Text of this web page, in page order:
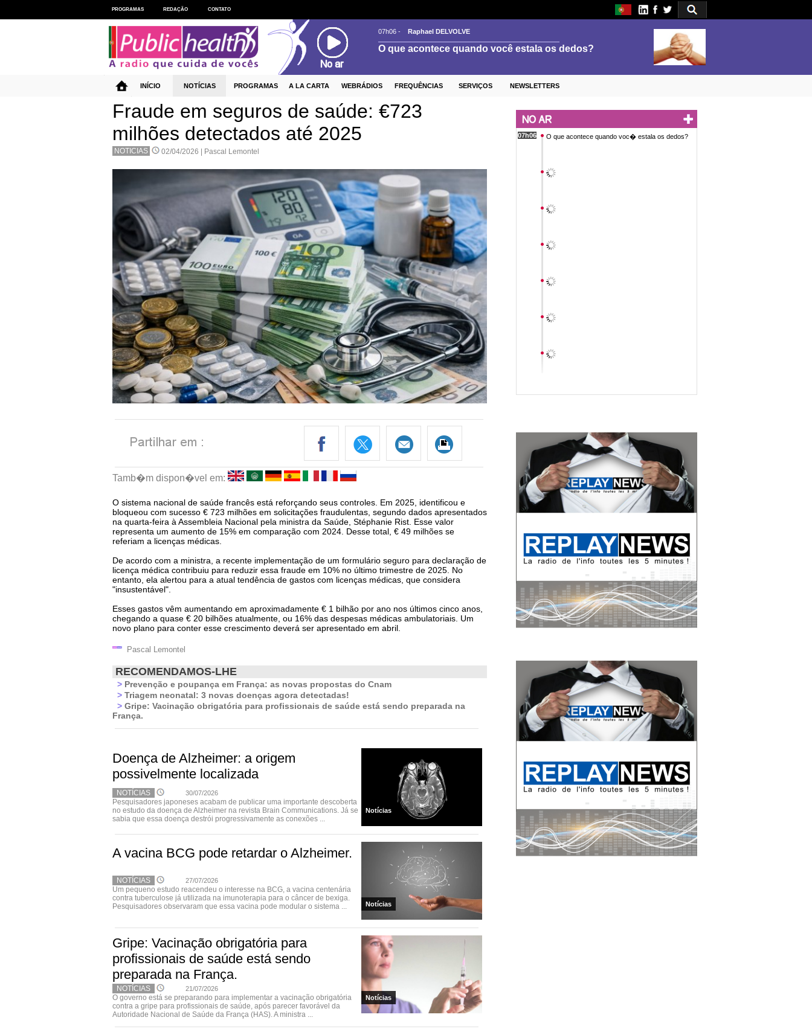
Fraude em seguros de saúde: €723
milhões detectados até 2025
NOTICIAS 02/04/2026 | Pascal Lemontel
Tamb�m dispon�vel em:
O sistema nacional de saúde francês está reforçando seus controles. Em 2025, identificou e
bloqueou com sucesso € 723 milhões em solicitações fraudulentas, segundo dados apresentados
na quarta-feira à Assembleia Nacional pela ministra da Saúde, Stéphanie Rist. Esse valor
representa um aumento de 15% em comparação com 2024. Desse total, € 49 milhões se
referiam a licenças médicas.
De acordo com a ministra, a recente implementação de um formulário seguro para declaração de
licença médica contribuiu para reduzir essa fraude em 10% no último trimestre de 2025. No
entanto, ela alertou para a atual tendência de gastos com licenças médicas, que considera
"insustentável".
Esses gastos vêm aumentando em aproximadamente € 1 bilhão por ano nos últimos cinco anos,
chegando a quase € 20 bilhões atualmente, ou 16% das despesas médicas ambulatoriais. Um
novo plano para conter esse crescimento deverá ser apresentado em abril.
Pascal Lemontel
RECOMENDAMOS-LHE
> Prevenção e poupança em França: as novas propostas do Cnam
> Triagem neonatal: 3 novas doenças agora detectadas!
> Gripe: Vacinação obrigatória para profissionais de saúde está sendo preparada na
França.
Doença de Alzheimer: a origem
possivelmente localizada
Notícias
NOTÍCIAS 30/07/2026
Pesquisadores japoneses acabam de publicar uma importante descoberta
no estudo da doença de Alzheimer na revista Brain Communications. Já se
sabia que essa doença destrói progressivamente as conexões ...
A vacina BCG pode retardar o Alzheimer.
Notícias
NOTÍCIAS 27/07/2026
Um pequeno estudo reacendeu o interesse na BCG, a vacina centenária
contra tuberculose já utilizada na imunoterapia para o câncer de bexiga.
Pesquisadores observaram que essa vacina pode modular o sistema ...
Gripe: Vacinação obrigatória para
profissionais de saúde está sendo
preparada na França.
Notícias
NOTÍCIAS 21/07/2026
O governo está se preparando para implementar a vacinação obrigatória
contra a gripe para profissionais de saúde, após parecer favorável da
Autoridade Nacional de Saúde da França (HAS). A ministra ...
PROGRAMAS REDAÇÃO CONTATO
INÍCIO NOTÍCIAS PROGRAMAS A LA CARTA WEBRÁDIOS FREQUÊNCIAS SERVIÇOS NEWSLETTERS